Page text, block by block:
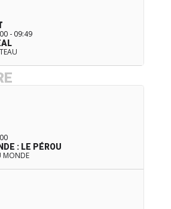
- 09:49
: LE PÉROU
MONDE